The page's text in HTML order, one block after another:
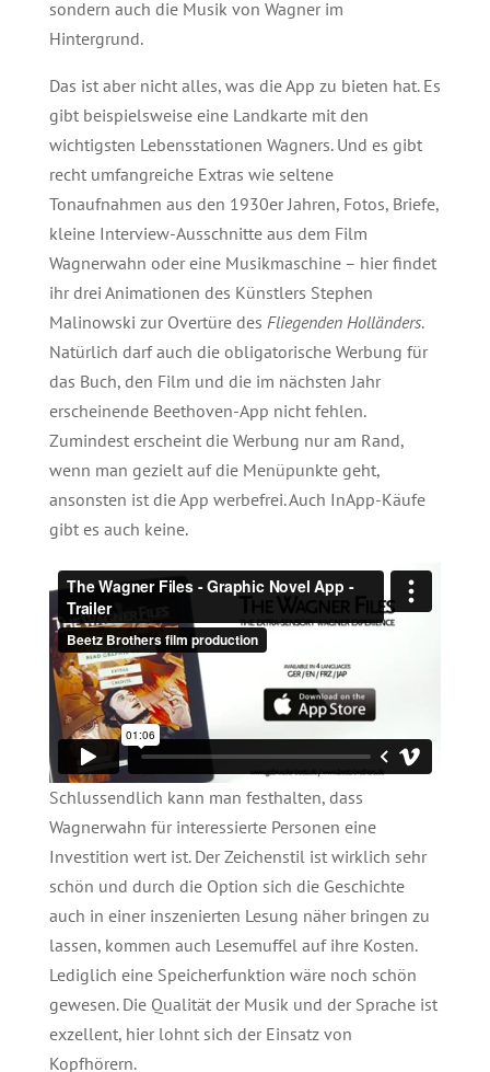
sondern auch die Musik von Wagner im
Hintergrund.
Das ist aber nicht alles, was die App zu bieten hat. Es
gibt beispielsweise eine Landkarte mit den
wichtigsten Lebensstationen Wagners. Und es gibt
recht umfangreiche Extras wie seltene
Tonaufnahmen aus den 1930er Jahren, Fotos, Briefe,
kleine Interview-Ausschnitte aus dem Film
Wagnerwahn oder eine Musikmaschine – hier findet
ihr drei Animationen des Künstlers Stephen
Malinowski zur Overtüre des Fliegenden Holländers.
Natürlich darf auch die obligatorische Werbung für
das Buch, den Film und die im nächsten Jahr
erscheinende Beethoven-App nicht fehlen.
Zumindest erscheint die Werbung nur am Rand,
wenn man gezielt auf die Menüpunkte geht,
ansonsten ist die App werbefrei. Auch InApp-Käufe
gibt es auch keine.
Schlussendlich kann man festhalten, dass
Wagnerwahn für interessierte Personen eine
Investition wert ist. Der Zeichenstil ist wirklich sehr
schön und durch die Option sich die Geschichte
auch in einer inszenierten Lesung näher bringen zu
lassen, kommen auch Lesemuffel auf ihre Kosten.
Lediglich eine Speicherfunktion wäre noch schön
gewesen. Die Qualität der Musik und der Sprache ist
exzellent, hier lohnt sich der Einsatz von
Kopfhörern.